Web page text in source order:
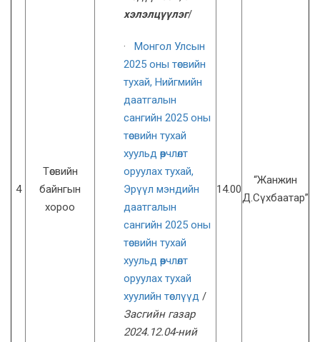
4
Төсвийн
байнгын
хороо
хэлэлцүүлэг/
· Монгол Улсын
2025 оны төсвийн
тухай, Нийгмийн
даатгалын
сангийн 2025 оны
төсвийн тухай
хуульд өөрчлөлт
оруулах тухай,
Эрүүл мэндийн
даатгалын
сангийн 2025 оны
төсвийн тухай
хуульд өөрчлөлт
оруулах тухай
хуулийн төслүүд /
Засгийн газар
2024.12.04-ний
14.00
“Жанжин
Д.Сүхбаатар”